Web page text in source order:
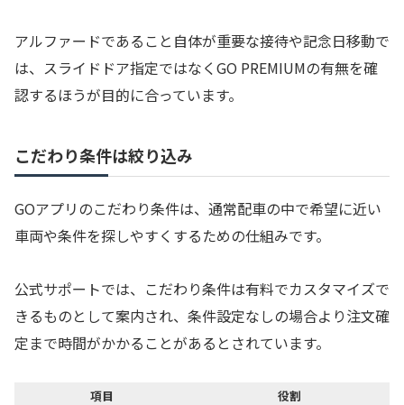
アルファードであること自体が重要な接待や記念日移動で
は、スライドドア指定ではなくGO PREMIUMの有無を確
認するほうが目的に合っています。
こだわり条件は絞り込み
GOアプリのこだわり条件は、通常配車の中で希望に近い
車両や条件を探しやすくするための仕組みです。
公式サポートでは、こだわり条件は有料でカスタマイズで
きるものとして案内され、条件設定なしの場合より注文確
定まで時間がかかることがあるとされています。
項目
役割